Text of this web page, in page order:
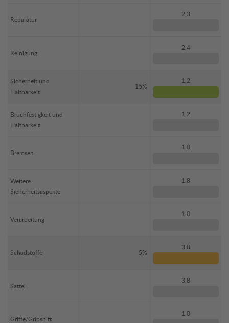
Reparatur
2,3
Reinigung
2,4
Sicherheit und
Haltbarkeit
15%
1,2
Bruchfestigkeit und
Haltbarkeit
1,2
Bremsen
1,0
Weitere
Sicherheitsaspekte
1,8
Verarbeitung
1,0
Schadstoffe 5%
3,8
Sattel
3,8
Griffe/Gripshift
1,0